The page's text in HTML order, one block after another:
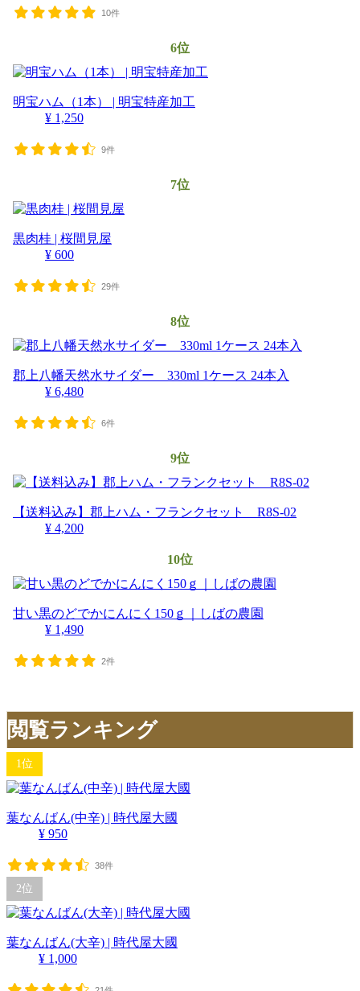
10件
6位
明宝ハム（1本） | 明宝特産加工
¥ 1,250
9件
7位
黒肉桂 | 桜間見屋
¥ 600
29件
8位
郡上八幡天然水サイダー 330ml 1ケース 24本入
¥ 6,480
6件
9位
【送料込み】郡上ハム・フランクセット R8S-02
¥ 4,200
10位
甘い黒のどでかにんにく150ｇ｜しばの農園
¥ 1,490
2件
閲覧ランキング
1位
葉なんばん(中辛) | 時代屋大國
¥ 950
38件
2位
葉なんばん(大辛) | 時代屋大國
¥ 1,000